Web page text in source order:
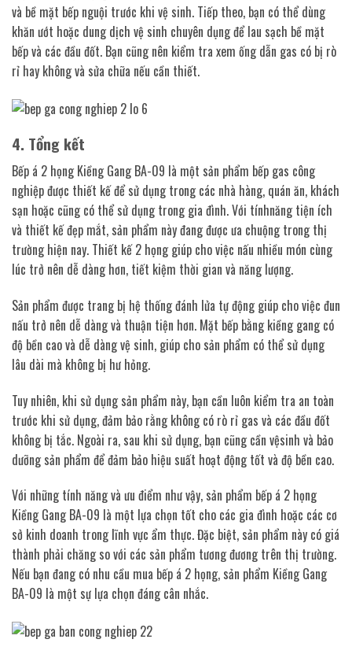
và bề mặt bếp nguội trước khi vệ sinh. Tiếp theo, bạn có thể dùng
khăn ướt hoặc dung dịch vệ sinh chuyên dụng để lau sạch bề mặt
bếp và các đầu đốt. Bạn cũng nên kiểm tra xem ống dẫn gas có bị rò
rỉ hay không và sửa chữa nếu cần thiết.
4. Tổng kết
Bếp á 2 họng Kiềng Gang BA-09 là một sản phẩm bếp gas công
nghiệp được thiết kế để sử dụng trong các nhà hàng, quán ăn, khách
sạn hoặc cũng có thể sử dụng trong gia đình. Với tínhnăng tiện ích
và thiết kế đẹp mắt, sản phẩm này đang được ưa chuộng trong thị
trường hiện nay. Thiết kế 2 họng giúp cho việc nấu nhiều món cùng
lúc trở nên dễ dàng hơn, tiết kiệm thời gian và năng lượng.
Sản phẩm được trang bị hệ thống đánh lửa tự động giúp cho việc đun
nấu trở nên dễ dàng và thuận tiện hơn. Mặt bếp bằng kiềng gang có
độ bền cao và dễ dàng vệ sinh, giúp cho sản phẩm có thể sử dụng
lâu dài mà không bị hư hỏng.
Tuy nhiên, khi sử dụng sản phẩm này, bạn cần luôn kiểm tra an toàn
trước khi sử dụng, đảm bảo rằng không có rò rỉ gas và các đầu đốt
không bị tắc. Ngoài ra, sau khi sử dụng, bạn cũng cần vệsinh và bảo
dưỡng sản phẩm để đảm bảo hiệu suất hoạt động tốt và độ bền cao.
Với những tính năng và ưu điểm như vậy, sản phẩm bếp á 2 họng
Kiềng Gang BA-09 là một lựa chọn tốt cho các gia đình hoặc các cơ
sở kinh doanh trong lĩnh vực ẩm thực. Đặc biệt, sản phẩm này có giá
thành phải chăng so với các sản phẩm tương đương trên thị trường.
Nếu bạn đang có nhu cầu mua bếp á 2 họng, sản phẩm Kiềng Gang
BA-09 là một sự lựa chọn đáng cân nhắc.